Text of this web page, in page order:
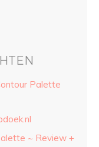
Palette
~ Review +